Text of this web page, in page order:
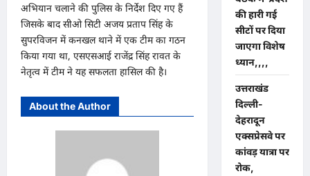
अभियान चलाने की पुलिस के निर्देश दिए गए हैं
जिसके बाद सीओ सिटी अजय प्रताप सिंह के
सुपरविजन में कनखल थाने में एक टीम का गठन
किया गया था, एसएसआई राजेंद्र सिंह रावत के
नेतृत्व में टीम ने यह सफलता हासिल की है।
About the Author
की हारी गई
सीटों पर दिया
जाएगा विशेष
ध्यान,,,,
उत्तराखंड
दिल्ली-
देहरादून
एक्सप्रेसवे पर
कांवड़ यात्रा पर
रोक,